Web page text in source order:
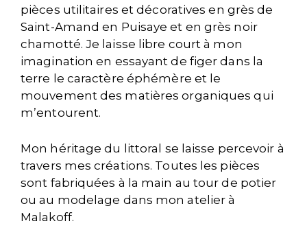
pièces utilitaires et décoratives en grès de
Saint-Amand en Puisaye et en grès noir
chamotté. Je laisse libre court à mon
imagination en essayant de figer dans la
terre le caractère éphémère et le
mouvement des matières organiques qui
m’entourent.
Mon héritage du littoral se laisse percevoir à
travers mes créations. Toutes les pièces
sont fabriquées à la main au tour de potier
ou au modelage dans mon atelier à
Malakoff.